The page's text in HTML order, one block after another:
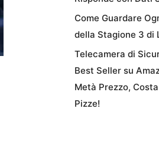
Come Guardare
della Stagione 3 di
Telecamera di
Best Seller su
Metà Prezzo,
Pizze!